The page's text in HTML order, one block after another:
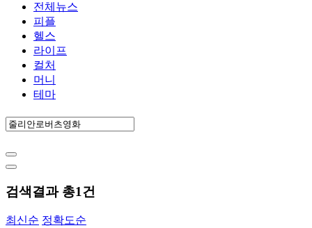
전체뉴스
피플
헬스
라이프
컬처
머니
테마
검색결과 총1건
최신순 정확도순